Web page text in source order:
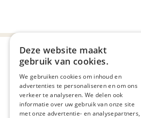
melden
Deze website maakt
gebruik van cookies.
We gebruiken cookies om inhoud en
advertenties te personaliseren en om ons
verkeer te analyseren. We delen ook
informatie over uw gebruik van onze site
met onze advertentie- en analysepartners,